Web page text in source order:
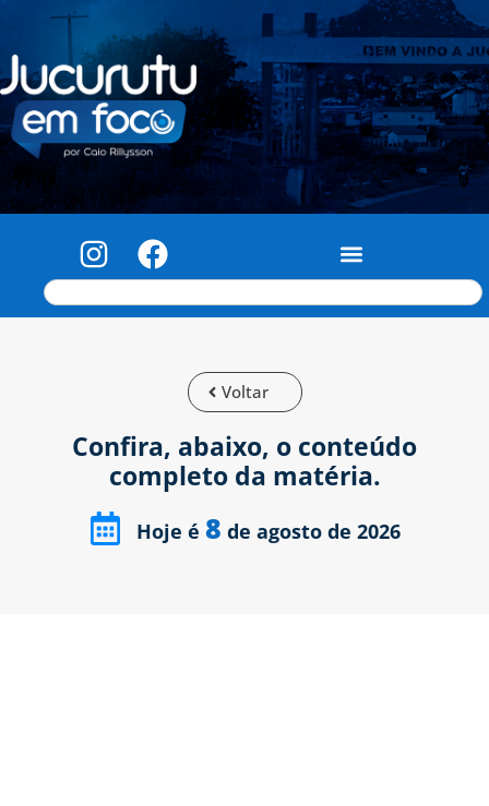
Voltar
Confira, abaixo, o conteúdo
completo da matéria.
Hoje é 8 de agosto de 2026